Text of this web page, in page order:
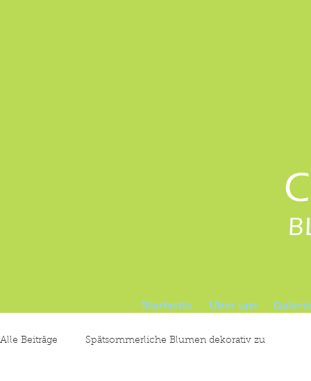
Alle Beiträge Spätsommerliche Blumen dekorativ zu
Startseite Über uns